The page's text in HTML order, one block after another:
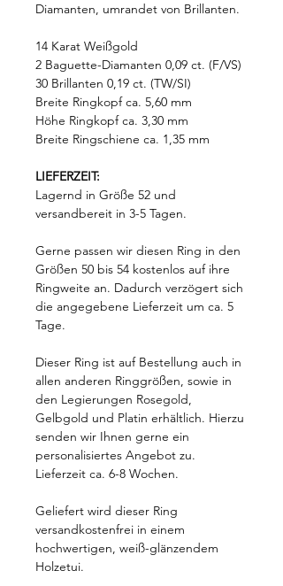
Diamanten, umrandet von Brillanten.
14 Karat Weißgold
2 Baguette-Diamanten 0,09 ct. (F/VS)
30 Brillanten 0,19 ct. (TW/SI)
Breite Ringkopf ca. 5,60 mm
Höhe Ringkopf ca. 3,30 mm
Breite Ringschiene ca. 1,35 mm
LIEFERZEIT:
Lagernd in Größe 52 und
versandbereit in 3-5 Tagen.
Gerne passen wir diesen Ring in den
Größen 50 bis 54 kostenlos auf ihre
Ringweite an. Dadurch verzögert sich
die angegebene Lieferzeit um ca. 5
Tage.
Dieser Ring ist auf Bestellung auch in
allen anderen Ringgrößen, sowie in
den Legierungen Rosegold,
Gelbgold und Platin erhältlich. Hierzu
senden wir Ihnen gerne ein
personalisiertes Angebot zu.
Lieferzeit ca. 6-8 Wochen.
Geliefert wird dieser Ring
versandkostenfrei in einem
hochwertigen, weiß-glänzendem
Holzetui.